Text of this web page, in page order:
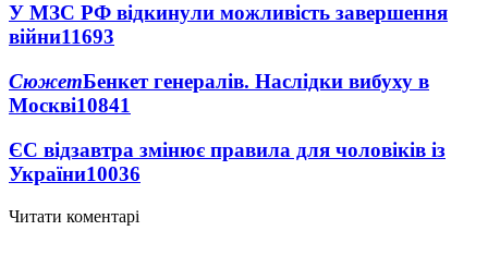
У МЗС РФ відкинули можливість завершення
війни11693
СюжетБенкет генералів. Наслідки вибуху в
Москві10841
ЄС відзавтра змінює правила для чоловіків із
України10036
Читати коментарі